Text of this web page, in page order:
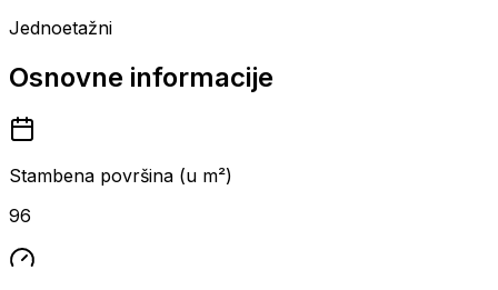
Jednoetažni
Osnovne informacije
Stambena površina (u m²)
96